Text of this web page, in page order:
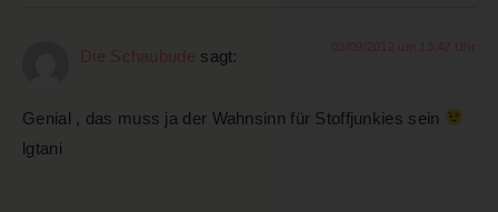
Die Schaubude sagt: 03/09/2012 um 13:42 Uhr
Genial , das muss ja der Wahnsinn für Stoffjunkies sein
lgtani